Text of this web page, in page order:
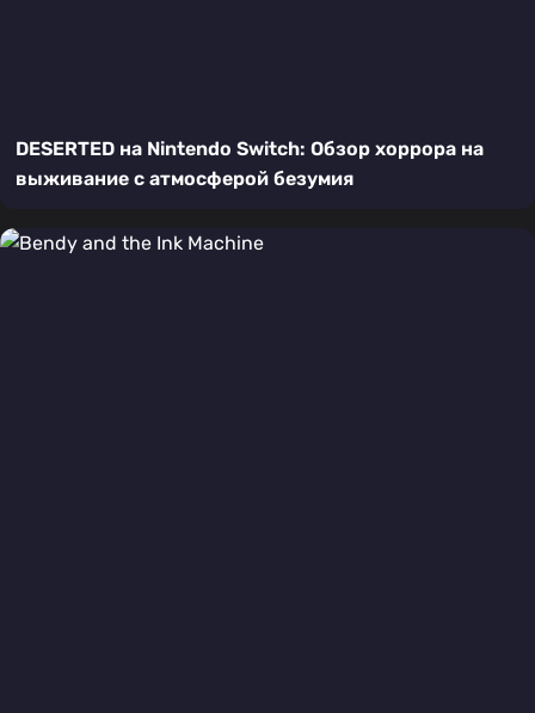
DESERTED на Nintendo Switch: Обзор хоррора на
выживание с атмосферой безумия